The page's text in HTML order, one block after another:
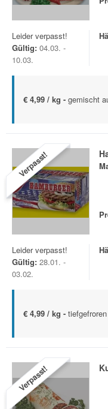
Leider verpasst!
Gültig: 04.03. -
10.03.
€ 4,99 / kg - gemischt
Verpasst!
Leider verpasst!
Gültig: 28.01. -
03.02.
€ 4,99 / kg -
Verpasst!